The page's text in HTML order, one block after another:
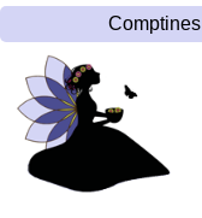
Comptines